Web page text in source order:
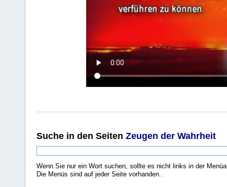
Suche in den Seiten Zeugen der Wahrheit
Wenn Sie nur ein Wort suchen, sollte es nicht links in der
Die Menüs sind auf jeder Seite vorhanden..